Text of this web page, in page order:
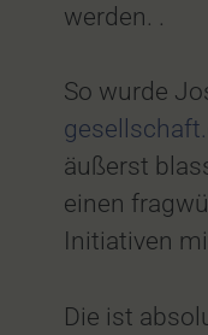
werden. .
So wurde
äußerst
einen
Initiativen
Die ist